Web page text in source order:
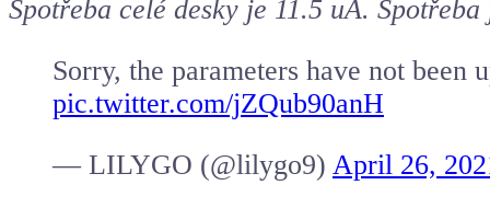
Spotřeba celé desky je 11.5 uA.
Sorry, the parameters have not
pic.twitter.com/jZQub90anH
— LILYGO (@lilygo9) April 26,